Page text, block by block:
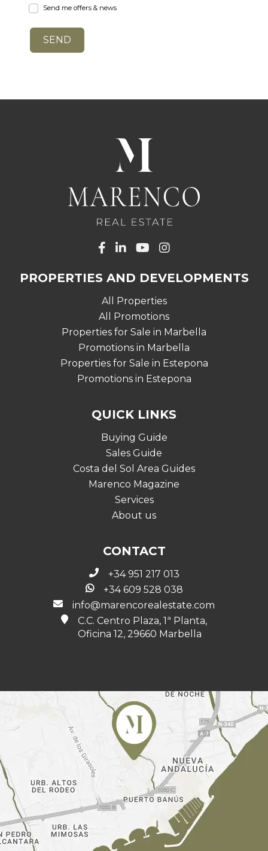
Send me offers & news
PROPERTIES AND DEVELOPMENTS
All Properties
All Promotions
Properties for Sale in Marbella
Promotions in Marbella
Properties for Sale in Estepona
Promotions in Estepona
QUICK LINKS
Buying Guide
Sales Guide
Costa del Sol Area Guides
Marenco Magazine
Services
About us
CONTACT
+34 951 217 013
+34 609 528 038
info@marencorealestate.com
C.C. Centro Plaza, 1ª Planta,
Oficina 12, 29660 Marbella